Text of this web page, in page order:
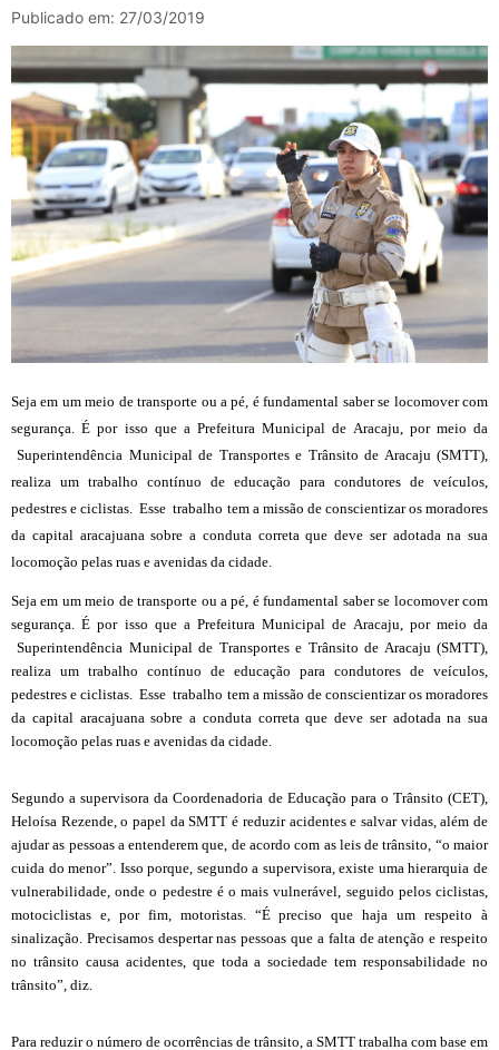
Publicado em: 27/03/2019
Seja em um meio de transporte ou a pé, é fundamental saber se locomover com
segurança. É por isso que a Prefeitura Municipal de Aracaju, por meio da
Superintendência Municipal de Transportes e Trânsito de Aracaju (SMTT),
realiza um trabalho contínuo de educação para condutores de veículos,
pedestres e ciclistas. Esse trabalho tem a missão de conscientizar os moradores
da capital aracajuana sobre a conduta correta que deve ser adotada na sua
locomoção pelas ruas e avenidas da cidade.
Seja em um meio de transporte ou a pé, é fundamental saber se locomover com
segurança. É por isso que a Prefeitura Municipal de Aracaju, por meio da
Superintendência Municipal de Transportes e Trânsito de Aracaju (SMTT),
realiza um trabalho contínuo de educação para condutores de veículos,
pedestres e ciclistas. Esse trabalho tem a missão de conscientizar os moradores
da capital aracajuana sobre a conduta correta que deve ser adotada na sua
locomoção pelas ruas e avenidas da cidade.
Segundo a supervisora da Coordenadoria de Educação para o Trânsito (CET),
Heloísa Rezende, o papel da SMTT é reduzir acidentes e salvar vidas, além de
ajudar as pessoas a entenderem que, de acordo com as leis de trânsito, “o maior
cuida do menor”. Isso porque, segundo a supervisora, existe uma hierarquia de
vulnerabilidade, onde o pedestre é o mais vulnerável, seguido pelos ciclistas,
motociclistas e, por fim, motoristas. “É preciso que haja um respeito à
sinalização. Precisamos despertar nas pessoas que a falta de atenção e respeito
no trânsito causa acidentes, que toda a sociedade tem responsabilidade no
trânsito”, diz.
Para reduzir o número de ocorrências de trânsito, a SMTT trabalha com base em